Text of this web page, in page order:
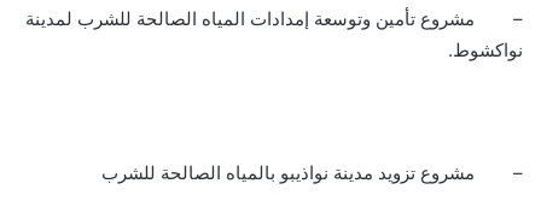
– مشروع تأمين وتوسعة إمدادات المياه الصالحة للشرب لمدينة
نواكشوط.
– مشروع تزويد مدينة نواذيبو بالمياه الصالحة للشرب